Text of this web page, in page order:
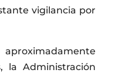
vigilancia por
la Administración